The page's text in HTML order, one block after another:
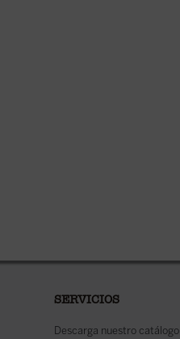
SERVICIOS
Descarga nuestro catálogo